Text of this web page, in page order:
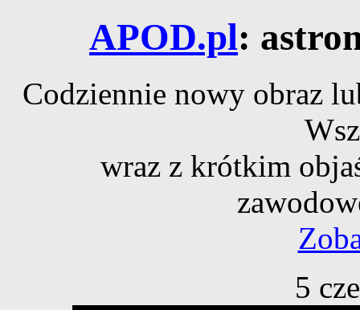
APOD.pl:
Codziennie nowy obraz
wraz z krótkim
5